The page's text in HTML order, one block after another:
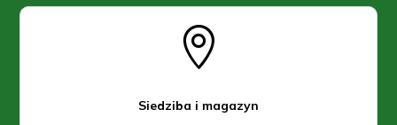

Siedziba i magazyn